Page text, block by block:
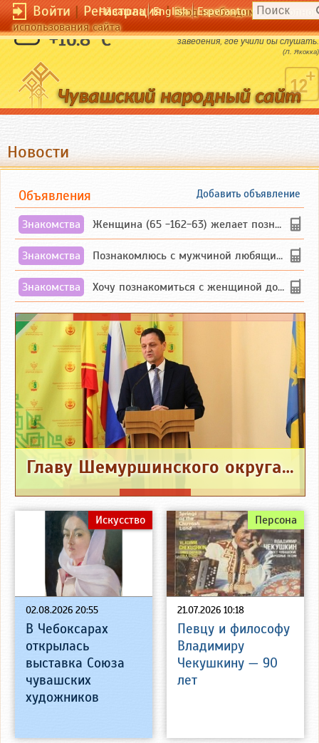
Войти|Регистрация|Вход необходим для
использования сайта
Чӑвашла English Esperanto
+16.8 °C
Жаль, что не существует учебного
заведения, где учили бы слушать.
(Л. Якокка)
Новости
Добавить объявление
Объявления
Знакомства Женщина (65 -162-63) желает познакомиться с одиноким, добродушным, без вредных ...
Знакомства Познакомлюсь с мужчиной любящим танцевать и петь на родном чувашском языке
Знакомства Хочу познакомиться с женщиной до 55 лет чувашской или русской национальности дл...
Главу Шемуршинского округа привлекли к ответственности за нападание на охотника
02.08.2026 20:55
Искусство
В Чебоксарах
открылась
выставка Союза
чувашских
художников
21.07.2026 10:18
Персона
Певцу и философу
Владимиру
Чекушкину — 90
лет